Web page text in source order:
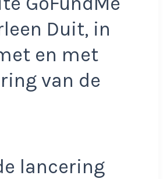
Duit, in
en met
van de
lancering